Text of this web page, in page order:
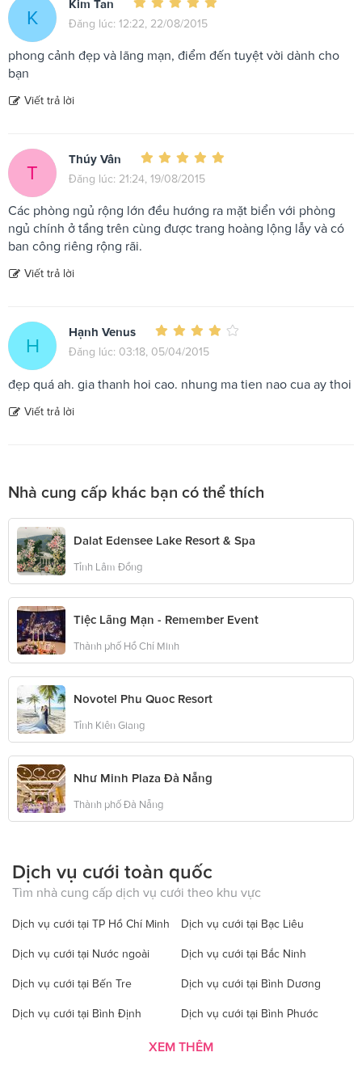
K
Kim Tan
Đăng lúc: 12:22, 22/08/2015
phong cảnh đẹp và lãng mạn, điểm đến tuyệt vời dành cho
bạn
Viết trả lời
T
Thúy Vân
Đăng lúc: 21:24, 19/08/2015
Các phòng ngủ rộng lớn đều hướng ra mặt biển với phòng
ngủ chính ở tầng trên cùng được trang hoàng lộng lẫy và có
ban công riêng rộng rãi.
Viết trả lời
H
Hạnh Venus
Đăng lúc: 03:18, 05/04/2015
đẹp quá ah. gia thanh hoi cao. nhung ma tien nao cua ay thoi
Viết trả lời
Nhà cung cấp khác bạn có thể thích
Dalat Edensee Lake Resort & Spa
Tỉnh Lâm Đồng
Tiệc Lãng Mạn - Remember Event
Thành phố Hồ Chí Minh
Novotel Phu Quoc Resort
Tỉnh Kiên Giang
Như Minh Plaza Đà Nẵng
Thành phố Đà Nẵng
Dịch vụ cưới toàn quốc
Tìm nhà cung cấp dịch vụ cưới theo khu vực
Dịch vụ cưới tại TP Hồ Chí Minh Dịch vụ cưới tại Bạc Liêu
Dịch vụ cưới tại Nước ngoài Dịch vụ cưới tại Bắc Ninh
Dịch vụ cưới tại Bến Tre Dịch vụ cưới tại Bình Dương
Dịch vụ cưới tại Bình Định Dịch vụ cưới tại Bình Phước
Dịch vụ cưới tại Bình Thuận Dịch vụ cưới tại Cà Mau
XEM THÊM